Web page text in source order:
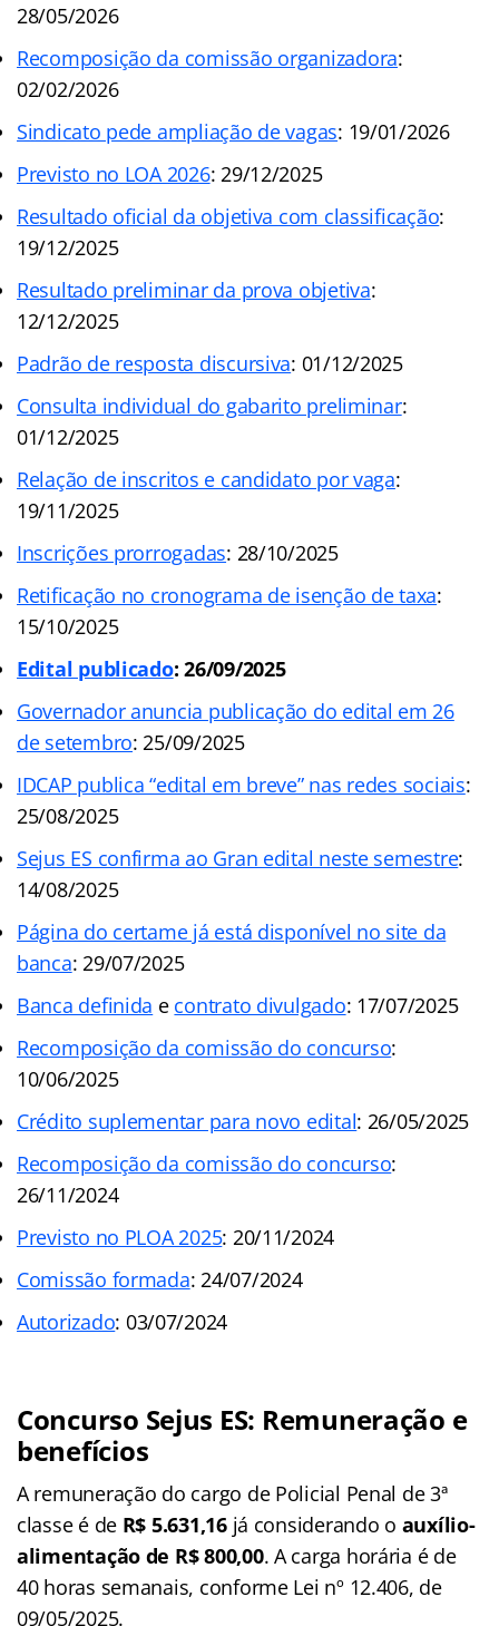
28/05/2026
Recomposição da comissão organizadora:
02/02/2026
Sindicato pede ampliação de vagas: 19/01/2026
Previsto no LOA 2026: 29/12/2025
Resultado oficial da objetiva com classificação:
19/12/2025
Resultado preliminar da prova objetiva:
12/12/2025
Padrão de resposta discursiva: 01/12/2025
Consulta individual do gabarito preliminar:
01/12/2025
Relação de inscritos e candidato por vaga:
19/11/2025
Inscrições prorrogadas: 28/10/2025
Retificação no cronograma de isenção de taxa:
15/10/2025
Edital publicado: 26/09/2025
Governador anuncia publicação do edital em 26
de setembro: 25/09/2025
IDCAP publica “edital em breve” nas redes sociais:
25/08/2025
Sejus ES confirma ao Gran edital neste semestre:
14/08/2025
Página do certame já está disponível no site da
banca: 29/07/2025
Banca definida e contrato divulgado: 17/07/2025
Recomposição da comissão do concurso:
10/06/2025
Crédito suplementar para novo edital: 26/05/2025
Recomposição da comissão do concurso:
26/11/2024
Previsto no PLOA 2025: 20/11/2024
Comissão formada: 24/07/2024
Autorizado: 03/07/2024
Concurso Sejus ES: Remuneração e
benefícios
A remuneração do cargo de Policial Penal de 3ª
classe é de R$ 5.631,16já considerando o auxílio-
alimentação de R$ 800,00. A carga horária é de
40 horas semanais, conforme Lei nº 12.406, de
09/05/2025.